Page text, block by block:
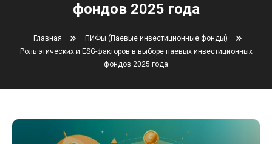
фондов 2025 года
Главная
ПИФы (Паевые инвестиционные фонды)
Роль этических и ESG-факторов в выборе паевых инвестиционных
фондов 2025 года